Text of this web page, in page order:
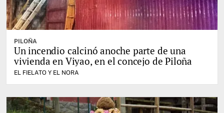
PILOÑA
Un incendio calcinó anoche parte de una
vivienda en Viyao, en el concejo de Piloña
EL FIELATO Y EL NORA